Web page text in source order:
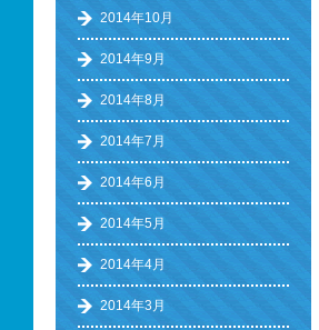
2014年10月
2014年9月
2014年8月
2014年7月
2014年6月
2014年5月
2014年4月
2014年3月